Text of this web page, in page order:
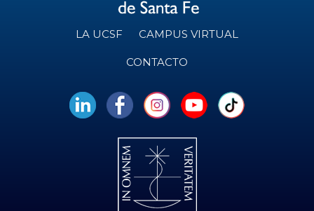
LA UCSF CAMPUS VIRTUAL
CONTACTO